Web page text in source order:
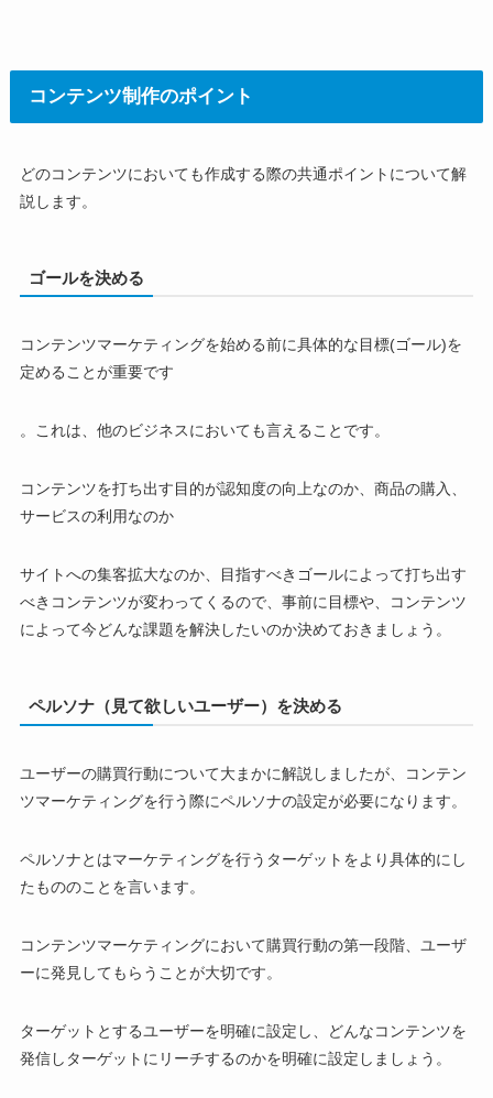
コンテンツ制作のポイント
どのコンテンツにおいても作成する際の共通ポイントについて解
説します。
ゴールを決める
コンテンツマーケティングを始める前に具体的な目標(ゴール)を
定めることが重要です
。これは、他のビジネスにおいても言えることです。
コンテンツを打ち出す目的が認知度の向上なのか、商品の購入、
サービスの利用なのか
サイトへの集客拡大なのか、目指すべきゴールによって打ち出す
べきコンテンツが変わってくるので、事前に目標や、コンテンツ
によって今どんな課題を解決したいのか決めておきましょう。
ペルソナ（見て欲しいユーザー）を決める
ユーザーの購買行動について大まかに解説しましたが、コンテン
ツマーケティングを行う際にペルソナの設定が必要になります。
ペルソナとはマーケティングを行うターゲットをより具体的にし
たもののことを言います。
コンテンツマーケティングにおいて購買行動の第一段階、ユーザ
ーに発見してもらうことが大切です。
ターゲットとするユーザーを明確に設定し、どんなコンテンツを
発信しターゲットにリーチするのかを明確に設定しましょう。